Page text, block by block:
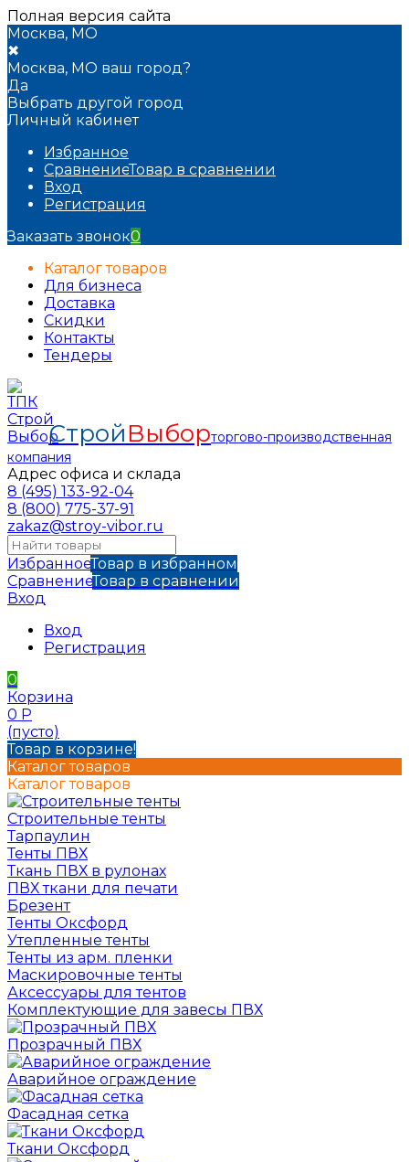
Полная версия сайта
Москва, МО
✖
Москва, МО ваш город?
Да
Выбрать другой город
Личный кабинет
Избранное
СравнениеТовар в сравнении
Вход
Регистрация
Заказать звонок0
Каталог товаров
Для бизнеса
Доставка
Скидки
Контакты
Тендеры
СтройВыборторгово-производственная
компания
Адрес офиса и склада
8 (495) 133-92-04
8 (800) 775-37-91
zakaz@stroy-vibor.ru
ИзбранноеТовар в избранном
СравнениеТовар в сравнении
Вход
Вход
Регистрация
0
Корзина
0 Р
(пусто)
Товар в корзине!
Каталог товаров
Каталог товаров
Строительные тенты
Тарпаулин
Тенты ПВХ
Ткань ПВХ в рулонах
ПВХ ткани для печати
Брезент
Тенты Оксфорд
Утепленные тенты
Тенты из арм. пленки
Маскировочные тенты
Аксессуары для тентов
Комплектующие для завесы ПВХ
Прозрачный ПВХ
Аварийное ограждение
Фасадная сетка
Ткани Оксфорд